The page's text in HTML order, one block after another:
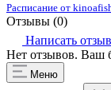
Расписание от
Отзывы (0)
Написать отзыв
Нет отзывов. Ваш
Меню